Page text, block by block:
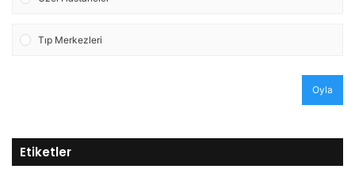
Tıp Merkezleri
Oyla
Etiketler